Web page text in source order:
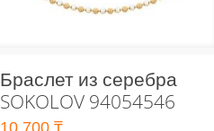
Браслет из серебра
SOKOLOV 94054546
10,700 ₸